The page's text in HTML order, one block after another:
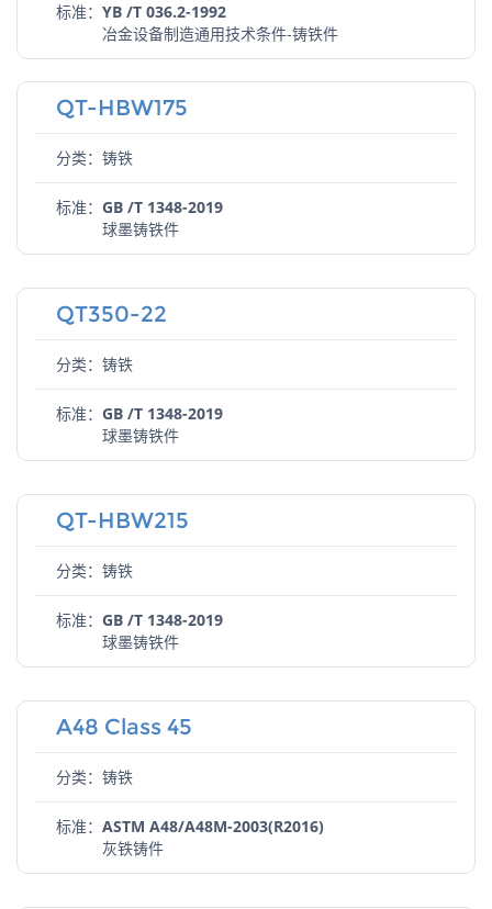
标准： YB /T 036.2-1992
冶金设备制造通用技术条件-铸铁件
QT-HBW175
分类：铸铁
标准： GB /T 1348-2019
球墨铸铁件
QT350-22
分类：铸铁
标准： GB /T 1348-2019
球墨铸铁件
QT-HBW215
分类：铸铁
标准： GB /T 1348-2019
球墨铸铁件
A48 Class 45
分类：铸铁
标准： ASTM A48/A48M-2003(R2016)
灰铁铸件